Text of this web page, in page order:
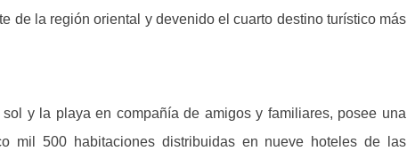
de la región oriental y devenido el cuarto destino turístico más
y la playa en compañía de amigos y familiares, posee una
mil 500 habitaciones distribuidas en nueve hoteles de las